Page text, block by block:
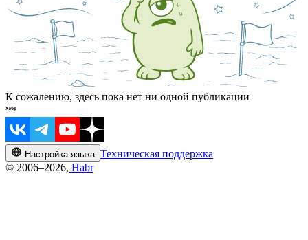
К сожалению, здесь пока нет ни одной публикации
Настройка языка Техническая поддержка
© 2006–2026, Habr